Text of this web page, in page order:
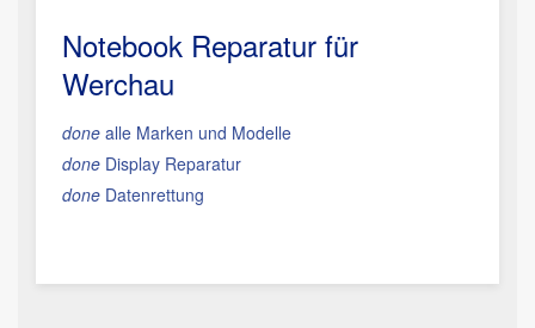
Notebook Reparatur für
Werchau
done alle Marken und Modelle
done Display Reparatur
done Datenrettung